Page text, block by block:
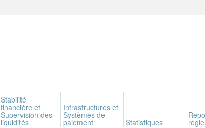
Stabilité
financière et
Supervision des
liquidités
Infrastructures et
Systèmes de
paiement Statistiques